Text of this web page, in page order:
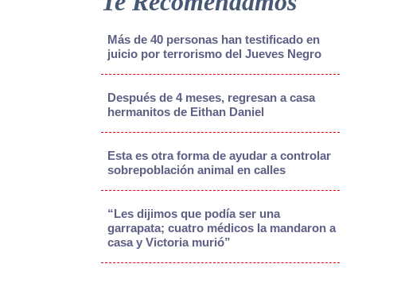
Más de 40 personas han testificado en
juicio por terrorismo del Jueves Negro
Después de 4 meses, regresan a casa
hermanitos de Eithan Daniel
Esta es otra forma de ayudar a controlar
sobrepoblación animal en calles
“Les dijimos que podía ser una
garrapata; cuatro médicos la mandaron a
casa y Victoria murió”